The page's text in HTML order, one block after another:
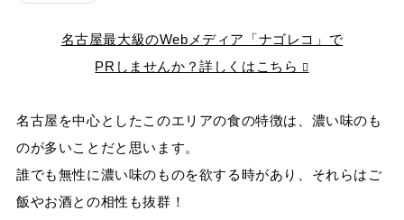
名古屋最大級のWebメディア「ナゴレコ」で
PRしませんか？詳しくはこちら
名古屋を中心としたこのエリアの食の特徴は、濃い味のも
のが多いことだと思います。
誰でも無性に濃い味のものを欲する時があり、それらはご
飯やお酒との相性も抜群！